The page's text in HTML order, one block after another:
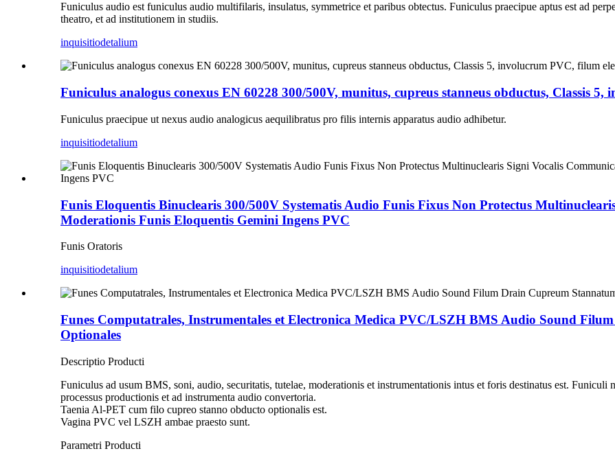
Funiculus audio est funiculus audio multifilaris, insulatus, symmetrice et paribus obtectus. Funiculus praecipue aptus est ad
theatro, et ad institutionem in studiis.
inquisitiodetalium
Funiculus analogus conexus EN 60228 300/500V, munitus, cupreus stanneus obductus, Classis
Funiculus praecipue ut nexus audio analogicus aequilibratus pro filis internis apparatus audio adhibetur.
inquisitiodetalium
Funis Eloquentis Binuclearis 300/500V Systematis Audio Funis Fixus Non Protectus
Moderationis Funis Eloquentis Gemini Ingens PVC
Funis Oratoris
inquisitiodetalium
Funes Computatrales, Instrumentales et Electronica Medica PVC/LSZH BMS Audio Sound
Optionales
Descriptio Producti
Funiculus ad usum BMS, soni, audio, securitatis, tutelae, moderationis et instrumentationis intus et foris destinatus est. Funiculi
processus productionis et ad instrumenta audio convertoria.
Taenia Al-PET cum filo cupreo stanno obducto optionalis est.
Vagina PVC vel LSZH ambae praesto sunt.
Parametri Producti